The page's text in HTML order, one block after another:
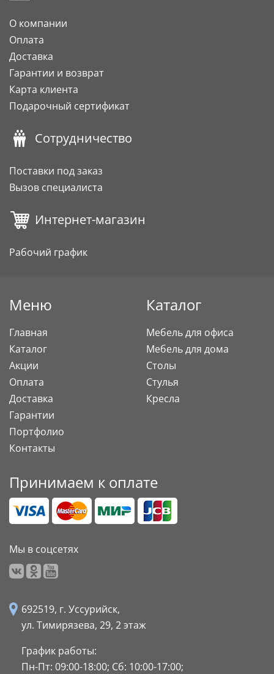
О компании
Оплата
Доставка
Гарантии и возврат
Карта клиента
Подарочный сертификат
Сотрудничество
Поставки под заказ
Вызов специалиста
Интернет-магазин
Рабочий график
Меню
Главная
Каталог
Акции
Оплата
Доставка
Гарантии
Портфолио
Контакты
Каталог
Мебель для офиса
Мебель для дома
Столы
Стулья
Кресла
Принимаем к оплате
Мы в соцсетях
692519, г. Уссурийск,
ул. Тимирязева, 29, 2 этаж
График работы:
Пн-Пт: 09:00-18:00; Сб: 10:00-17:00;